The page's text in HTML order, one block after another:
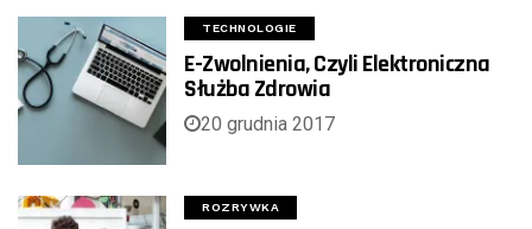
TECHNOLOGIE
E-Zwolnienia, Czyli Elektroniczna
Służba Zdrowia
20 grudnia 2017
ROZRYWKA